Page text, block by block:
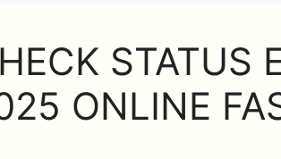
STATUS
ONLINE